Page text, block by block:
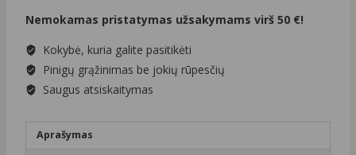
su
akutėmis
Nemokamas pristatymas užsakymams virš 50 €!
Kokybė, kuria galite pasitikėti
Pinigų grąžinimas be jokių rūpesčių
Saugus atsiskaitymas
Aprašymas